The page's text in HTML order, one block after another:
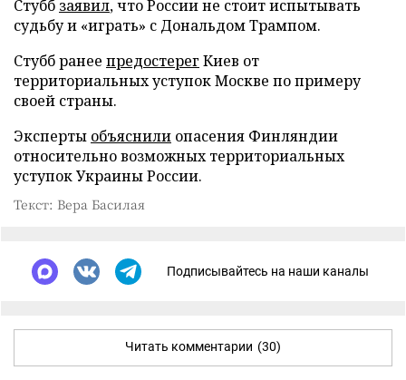
Стубб заявил, что России не стоит испытывать
судьбу и «играть» с Дональдом Трампом.
Стубб ранее предостерег Киев от
территориальных уступок Москве по примеру
своей страны.
Эксперты объяснили опасения Финляндии
относительно возможных территориальных
уступок Украины России.
Текст: Вера Басилая
Подписывайтесь на наши каналы
Читать комментарии (30)